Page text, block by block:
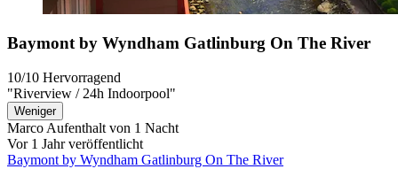
Baymont by Wyndham Gatlinburg On The River
10/10 Hervorragend
"Riverview / 24h Indoorpool"
Weniger
Marco Aufenthalt von 1 Nacht
Vor 1 Jahr veröffentlicht
Baymont by Wyndham Gatlinburg On The River